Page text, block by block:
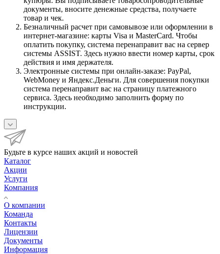
документы, вносите денежные средства, получаете
товар и чек.
Безналичный расчет при самовывозе или оформлении в
интернет-магазине: карты Visa и MasterCard. Чтобы
оплатить покупку, система перенаправит вас на сервер
системы ASSIST. Здесь нужно ввести номер карты, срок
действия и имя держателя.
Электронные системы при онлайн-заказе: PayPal,
WebMoney и Яндекс.Деньги. Для совершения покупки
система перенаправит вас на страницу платежного
сервиса. Здесь необходимо заполнить форму по
инструкции.
Будьте в курсе наших акций и новостей
Каталог
Акции
Услуги
Компания
О компании
Команда
Контакты
Лицензии
Документы
Информация